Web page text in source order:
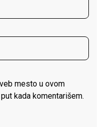
mesto u ovom
kada komentarišem.